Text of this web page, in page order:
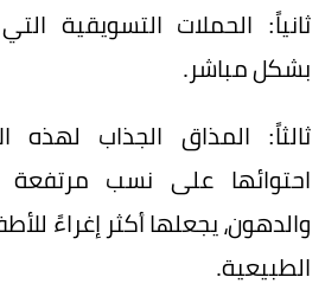
ثانياً: الحملات التسويقية
بشكل مباشر.
ثالثاً: المذاق الجذاب لهذه
احتوائها على نسب
والدهون، يجعلها أكثر إغراءً
الطبيعية.